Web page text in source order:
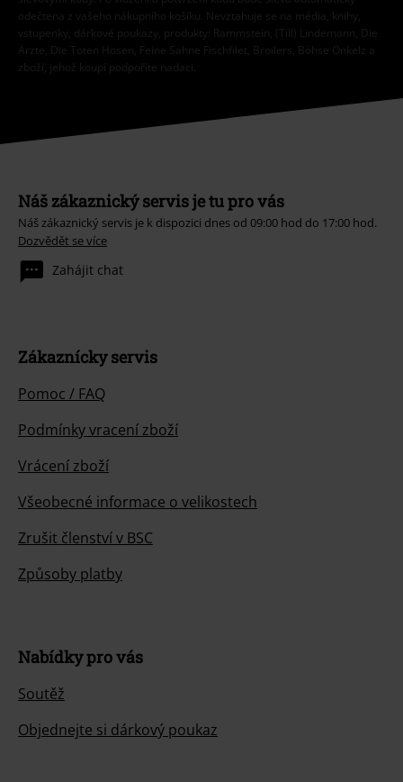
odečtena z vašeho nákupního košíku. Nevztahuje se na média, knihy,
vstupenky, dárkové poukazy, produkty: Rammstein, (Till) Lindemann, Die
Ärzte, Die Toten Hosen, Feine Sahne Fischfilet, Broilers, Böhse Onkelz a
zboží, jehož koupí podpoříte nadaci.
Náš zákaznický servis je tu pro vás
Náš zákaznický servis je k dispozici dnes od 09:00 hod do 17:00 hod.
Dozvědět se více
Zahájit chat
Zákaznícky servis
Pomoc / FAQ
Podmínky vracení zboží
Vrácení zboží
Všeobecné informace o velikostech
Zrušit členství v BSC
Způsoby platby
Nabídky pro vás
Soutěž
Objednejte si dárkový poukaz